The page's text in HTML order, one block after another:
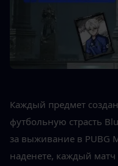
Каждый предмет
футбольную страсть
за выживание в PUBG
наденете, каждый матч